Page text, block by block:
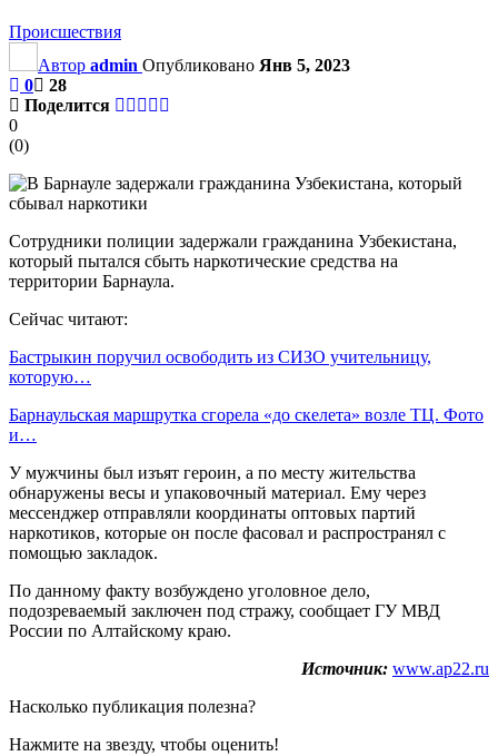
Происшествия
Автор admin Опубликовано Янв 5, 2023
0
28
Поделится
0
(0)
Сотрудники полиции задержали гражданина Узбекистана,
который пытался сбыть наркотические средства на
территории Барнаула.
Сейчас читают:
Бастрыкин поручил освободить из СИЗО учительницу,
которую…
Барнаульская маршрутка сгорела «до скелета» возле ТЦ. Фото
и…
У мужчины был изъят героин, а по месту жительства
обнаружены весы и упаковочный материал. Ему через
мессенджер отправляли координаты оптовых партий
наркотиков, которые он после фасовал и распространял с
помощью закладок.
По данному факту возбуждено уголовное дело,
подозреваемый заключен под стражу, сообщает ГУ МВД
России по Алтайскому краю.
Источник: www.ap22.ru
Насколько публикация полезна?
Нажмите на звезду, чтобы оценить!